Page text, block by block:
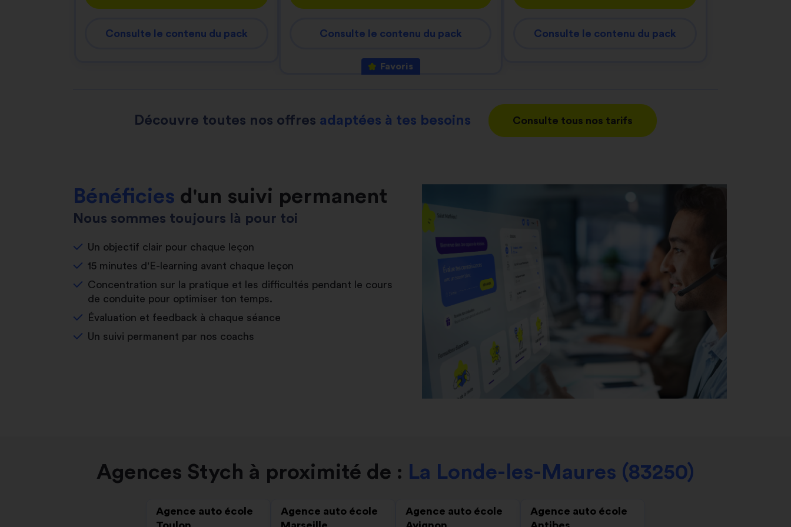
Consulte le contenu du pack Consulte le contenu du pack
Favoris
Consulte le contenu du pack
Découvre toutes nos offres adaptées à tes besoins Consulte tous nos tarifs
Bénéficies d'un suivi permanent
Nous sommes toujours là pour toi
Un objectif clair pour chaque leçon
15 minutes d'E-learning avant chaque leçon
Concentration sur la pratique et les difficultés pendant le cours
de conduite pour optimiser ton temps.
Évaluation et feedback à chaque séance
Un suivi permanent par nos coachs
Agences Stych à proximité de : La Londe-les-Maures (83250)
Agence auto école
Agence auto école
Agence auto école
Agence auto école